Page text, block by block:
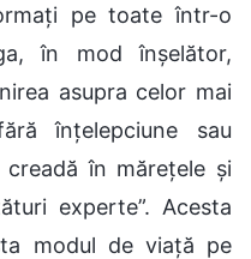
pe toate într-o
în mod înșelător,
asupra celor mai
înțelepciune sau
în mărețele și
experte”. Acesta
modul de viață pe